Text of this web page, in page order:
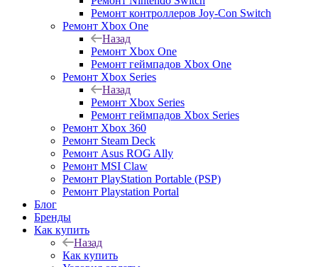
Ремонт контроллеров Joy-Con Switch
Ремонт Xbox One
Назад
Ремонт Xbox One
Ремонт геймпадов Xbox One
Ремонт Xbox Series
Назад
Ремонт Xbox Series
Ремонт геймпадов Xbox Series
Ремонт Xbox 360
Ремонт Steam Deck
Ремонт Asus ROG Ally
Ремонт MSI Claw
Ремонт PlayStation Portable (PSP)
Ремонт Playstation Portal
Блог
Бренды
Как купить
Назад
Как купить